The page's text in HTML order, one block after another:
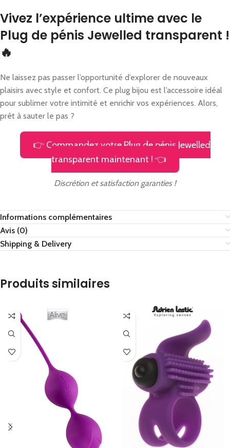
Vivez l’expérience ultime avec le
Plug de pénis Jewelled transparent !
🔥
Ne laissez pas passer l’opportunité d’explorer de nouveaux
plaisirs avec style et confort. Ce plug bijou est l’accessoire idéal
pour sublimer votre intimité et enrichir vos expériences. Alors,
prêt à sauter le pas ?
👉 Commandez votre Plug de pénis Jewelled
transparent maintenant ! 👈
Discrétion et satisfaction garanties !
Informations complémentaires
Avis (0)
Shipping & Delivery
Produits similaires